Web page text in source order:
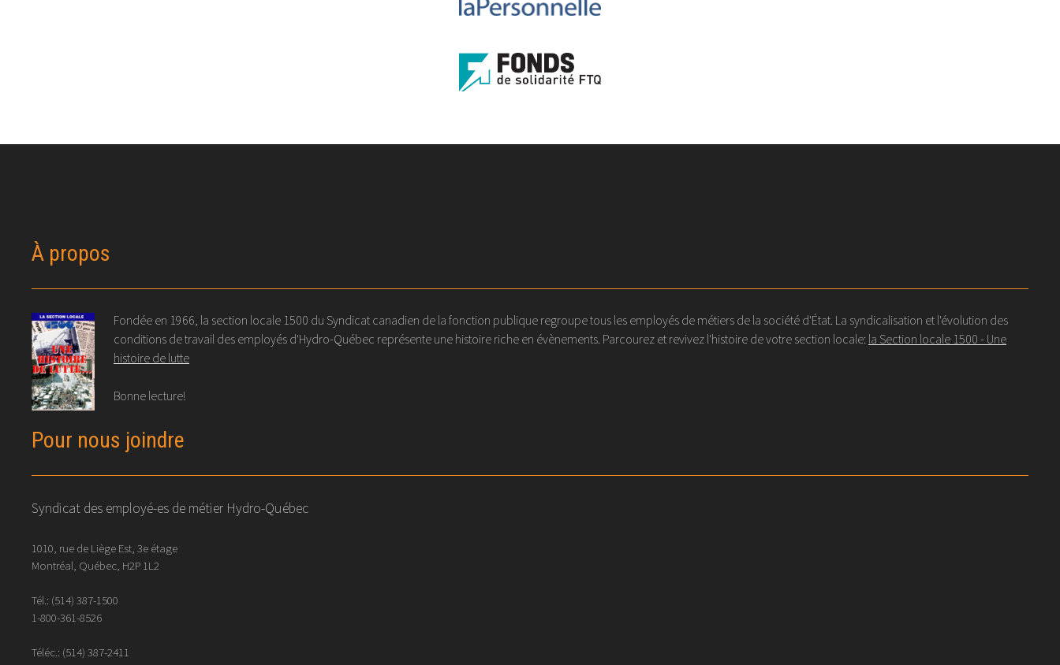
À propos
Fondée en 1966, la section locale 1500 du Syndicat canadien de la fonction publique regroupe tous les employés de métiers de la société d'État. La syndicalisation et l'évolution des
conditions de travail des employés d'Hydro-Québec représente une histoire riche en évènements. Parcourez et revivez l'histoire de votre section locale: la Section locale 1500 - Une
histoire de lutte
Bonne lecture!
Pour nous joindre
Syndicat des employé-es de métier Hydro-Québec
1010, rue de Liège Est, 3e étage
Montréal, Québec, H2P 1L2
Tél.: (514) 387-1500
1-800-361-8526
Téléc.: (514) 387-2411